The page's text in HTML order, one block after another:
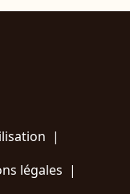
|
légales |